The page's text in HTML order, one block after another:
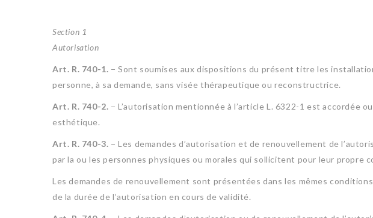
Section 1
Autorisation
Art. R. 740-1. − Sont soumises aux dispositions du présent titre les
personne, à sa demande, sans visée thérapeutique ou reconstructrice.
Art. R. 740-2. − L’autorisation mentionnée à l’article L. 6322-1 est
esthétique.
Art. R. 740-3. − Les demandes d’autorisation et de renouvellement de
par la ou les personnes physiques ou morales qui sollicitent pour leur propre
Les demandes de renouvellement sont présentées dans les mêmes
de la durée de l’autorisation en cours de validité.